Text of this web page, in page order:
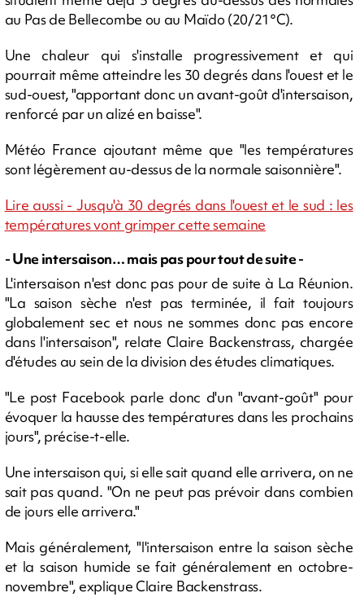
au Pas de Bellecombe ou au Maïdo (20/21°C).
Une chaleur qui s'installe progressivement et qui
pourrait même atteindre les 30 degrés dans l'ouest et le
sud-ouest, "apportant donc un avant-goût d'intersaison,
renforcé par un alizé en baisse".
Météo France ajoutant même que "les températures
sont légèrement au-dessus de la normale saisonnière".
Lire aussi - Jusqu'à 30 degrés dans l'ouest et le sud : les
températures vont grimper cette semaine
- Une intersaison… mais pas pour tout de suite -
L'intersaison n'est donc pas pour de suite à La Réunion.
"La saison sèche n'est pas terminée, il fait toujours
globalement sec et nous ne sommes donc pas encore
dans l'intersaison", relate Claire Backenstrass, chargée
d'études au sein de la division des études climatiques.
"Le post Facebook parle donc d'un "avant-goût" pour
évoquer la hausse des températures dans les prochains
jours", précise-t-elle.
Une intersaison qui, si elle sait quand elle arrivera, on ne
sait pas quand. "On ne peut pas prévoir dans combien
de jours elle arrivera."
Mais généralement, "l'intersaison entre la saison sèche
et la saison humide se fait généralement en octobre-
novembre", explique Claire Backenstrass.